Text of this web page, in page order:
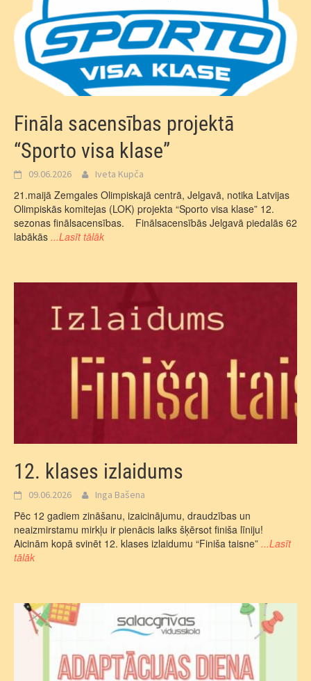
Fināla sacensības projektā
“Sporto visa klase”
09.06.2026 Iveta Kupča
21.maijā Zemgales Olimpiskajā centrā, Jelgavā, notika Latvijas
Olimpiskās komitejas (LOK) projekta “Sporto visa klase” 12.
sezonas finālsacensības. Finālsacensībās Jelgavā piedalās 62
labākās ...Lasīt tālāk
12. klases izlaidums
09.06.2026 Inga Bašena
Pēc 12 gadiem zināšanu, izaicinājumu, draudzības un
neaizmirstamu mirkļu ir pienācis laiks šķērsot finiša līniju!
Aicinām kopā svinēt 12. klases izlaidumu “Finiša taisne” ...Lasīt
tālāk